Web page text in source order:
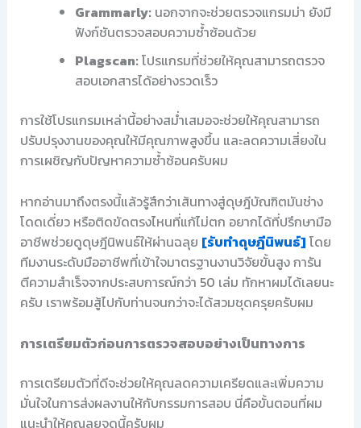
Grammarly: นอกจากจะช่วยตรวจแกรมม่า ยังมี
ฟังก์ชันตรวจสอบความซ้ำซ้อนด้วย
Plagscan: โปรแกรมที่ช่วยให้คุณสามารถตรวจ
สอบเอกสารได้อย่างรวดเร็ว
การใช้โปรแกรมเหล่านี้อย่างสม่ำเสมอจะช่วยให้คุณสามารถ
ปรับปรุงงานของคุณให้มีคุณภาพสูงขึ้น และลดความเสี่ยงใน
การเผชิญกับปัญหาความซ้ำซ้อนครับผม
หากอ่านมาถึงตรงนี้แล้วรู้สึกว่าเส้นทางสู่ดุษฎีบัณฑิตมันช่าง
โดดเดี่ยว หรือติดขัดตรงไหนที่แก้ไม่ตก อยากได้ที่ปรึกษามือ
อาชีพช่วยดูดุษฎีนิพนธ์ให้ผ่านฉลุย [รับทำดุษฎีนิพนธ์] โดย
ทีมงานระดับมืออาชีพที่เข้าใจมาตรฐานงานวิจัยขั้นสูง การัน
ตีความสำเร็จจากประสบการณ์กว่า 50 เล่ม ทักหาผมได้เลยนะ
ครับ เราพร้อมสู้ไปกับท่านจนกว่าจะได้สวมชุดครุยครับผม
การเตรียมตัวก่อนการตรวจสอบอย่างเป็นทางการ
การเตรียมตัวที่ดีจะช่วยให้คุณลดความเครียดและเพิ่มความ
มั่นใจในการส่งผลงานให้กับกรรมการสอบ นี่คือขั้นตอนที่ผม
แนะนำให้คุณลุยจุดนี้ครับผม